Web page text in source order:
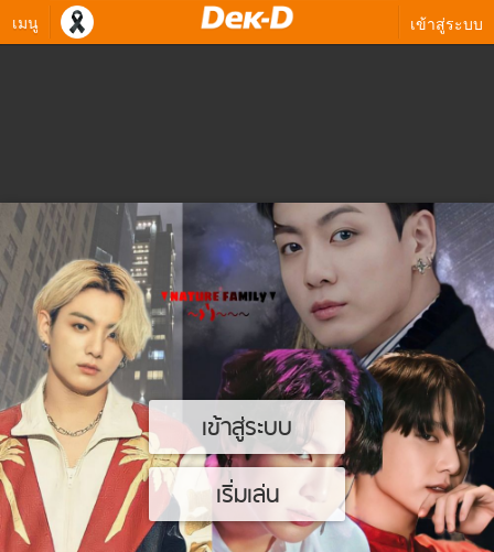
เมนู เข้าสู่ระบบ
เข้าสู่ระบบ
เริ่มเล่น